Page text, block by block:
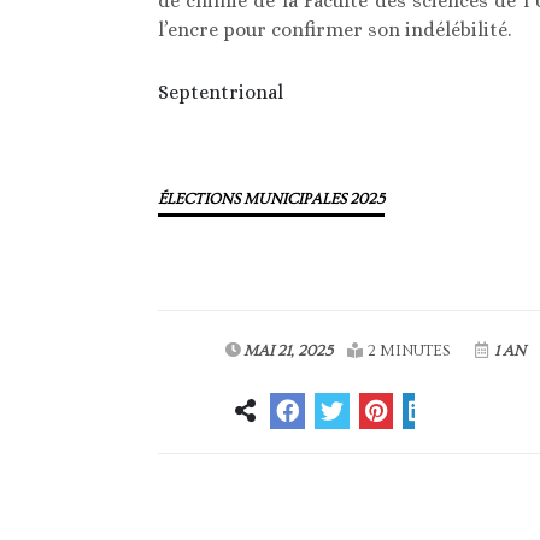
l’encre pour confirmer son indélébilité.
Septentrional
ÉLECTIONS MUNICIPALES 2025
MAI 21, 2025 2 MINUTES 1 AN